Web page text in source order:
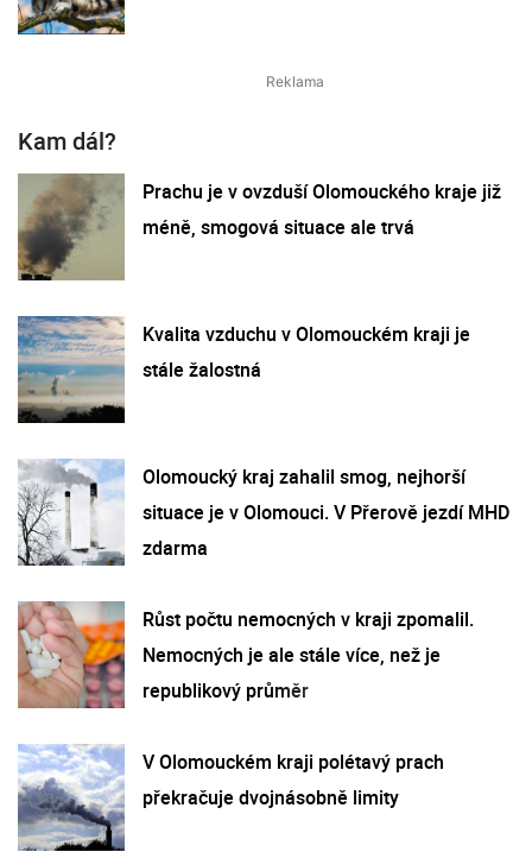
Kam dál?
Prachu je v ovzduší Olomouckého kraje již
méně, smogová situace ale trvá
Kvalita vzduchu v Olomouckém kraji je
stále žalostná
Olomoucký kraj zahalil smog, nejhorší
situace je v Olomouci. V Přerově jezdí MHD
zdarma
Růst počtu nemocných v kraji zpomalil.
Nemocných je ale stále více, než je
republikový průměr
V Olomouckém kraji polétavý prach
překračuje dvojnásobně limity